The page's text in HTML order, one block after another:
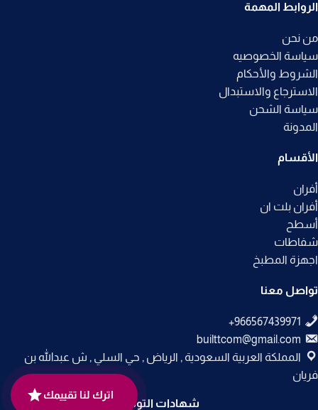
الروابط المهمة
من نحن
سياسة الخصوصيه
الشروط والأحكام
الاسترجاع والاستبدال
سياسة الشحن
المدونة
الأقسام
أفران
أفران بلت ان
أسطح
شفاطات
اجهزة المطبخ
تواصل معنا
builttcom@gmail.com
المملكة العربية السعودية , الرياض , حي السلي , ش عبدالله بن
فريان
شهادات التوثيق
اترك لنا تقييمك